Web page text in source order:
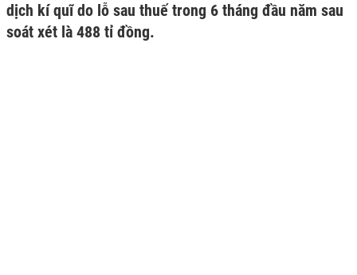
dịch kí quĩ do lỗ sau thuế trong 6 tháng đầu năm sau
soát xét là 488 tỉ đồng.